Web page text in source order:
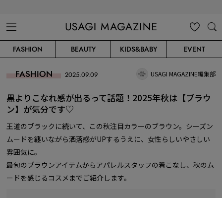
CLIP
FASHION BEAUTY KIDS&BABY EVENT
FASHION 2025.09.09 USAGI MAGAZINE編集部
黒よりこなれ感が出るって話題！2025年秋は【ブラウ
ン】が気分です♡
王道のブラックに続いて、この秋注目カラーのブラウン。シーズン
ムードを纏いながら洒落感がUPするうえに、女性らしいやさしい
雰囲気に。
最旬のブラウンアイテムからアパレルスタッフの着こなし、秋のム
ードを感じるコスメまでご紹介します。